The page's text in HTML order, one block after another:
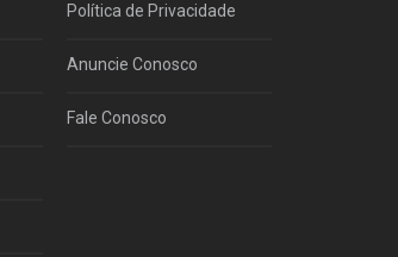
Política de Privacidade
Anuncie Conosco
Fale Conosco